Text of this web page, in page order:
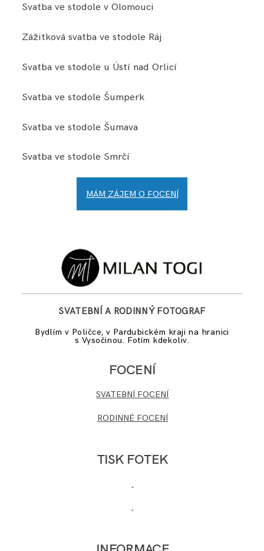
Svatba ve stodole v Olomouci
Zážitková svatba ve stodole Ráj
Svatba ve stodole u Ústí nad Orlicí
Svatba ve stodole Šumperk
Svatba ve stodole Šumava
Svatba ve stodole Smrčí
MÁM ZÁJEM O FOCENÍ
FOCENÍ
TISK FOTEK
.
SVATEBNÍ A RODINNÝ FOTOGRAF
SVATEBNÍ FOCENÍ
Bydlím v Poličce, v Pardubickém kraji na hranici
s Vysočinou. Fotím kdekoliv.
RODINNÉ FOCENÍ
.